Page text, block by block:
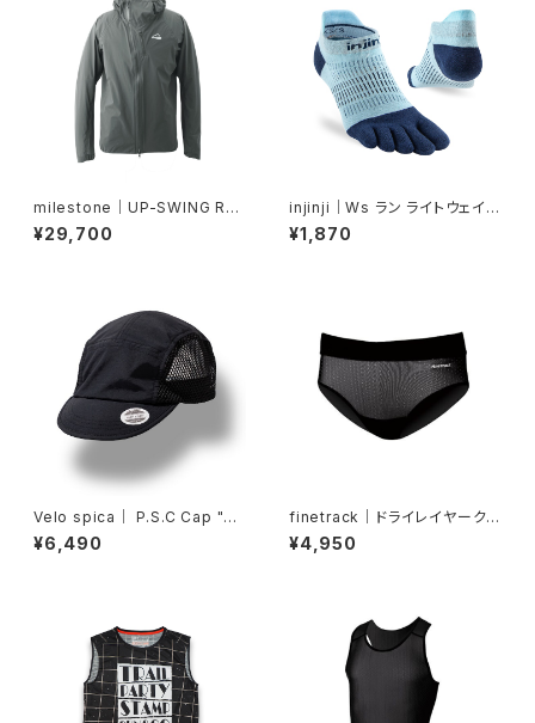
milestone｜UP-SWING Rai
n Hoody ”Sage Green”
¥29,700
injinji｜Ws ラン ライトウェイト
ノーショー（ヘロン）
¥1,870
Velo spica｜ P.S.C Cap "Cy
cling" col.Black
¥6,490
finetrack｜ドライレイヤーク
ールショーツ（ウィメンズ・黒）
¥4,950